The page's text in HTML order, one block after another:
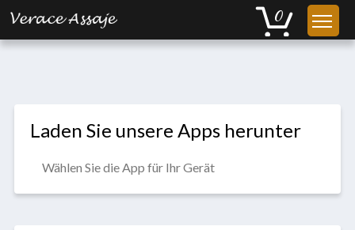
Laden Sie unsere Apps herunter
Wählen Sie die App für Ihr Gerät